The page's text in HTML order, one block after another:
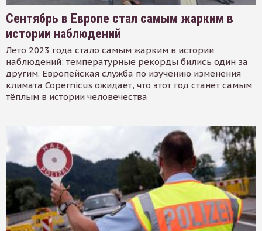
Сентябрь в Европе стал самым жарким в
истории наблюдений
Лето 2023 года стало самым жарким в истории
наблюдений: температурные рекорды бились один за
другим. Европейская служба по изучению изменения
климата Copernicus ожидает, что этот год станет самым
тёплым в истории человечества